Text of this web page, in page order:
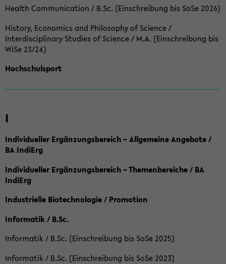
Health Communication / B.Sc. (Einschreibung bis SoSe 2026)
History, Economics and Philosophy of Science /
Interdisciplinary Studies of Science / M.A. (Einschreibung bis
WiSe 23/24)
Hochschulsport
I
Individueller Ergänzungsbereich – Allgemeine Angebote /
BA IndiErg
Individueller Ergänzungsbereich – Themenbereiche / BA
IndiErg
Industrielle Biotechnologie / Promotion
Informatik / B.Sc.
Informatik / B.Sc. (Einschreibung bis SoSe 2025)
Informatik / B.Sc. (Einschreibung bis SoSe 2023)